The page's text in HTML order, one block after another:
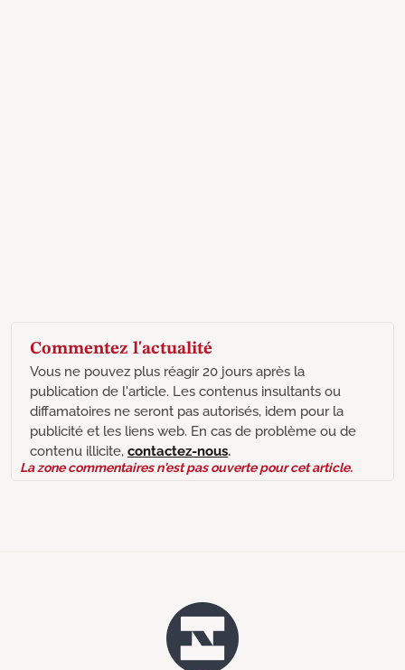
Commentez l'actualité
Vous ne pouvez plus réagir 20 jours après la
publication de l'article. Les contenus insultants ou
diffamatoires ne seront pas autorisés, idem pour la
publicité et les liens web. En cas de problème ou de
contenu illicite, contactez-nous.
La zone commentaires n'est pas ouverte pour cet article.